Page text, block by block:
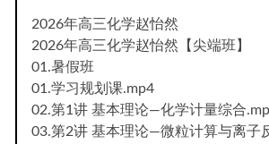
2026年高三化学赵怡然
2026年高三化学赵怡然【尖端班】
01.暑假班
01.学习规划课.mp4
02.第1讲 基本理论—化学计量综合
03.第2讲 基本理论—微粒计算与离子